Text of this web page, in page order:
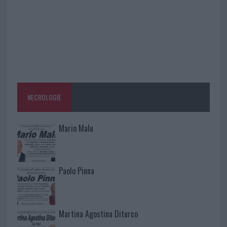
NECROLOGIE
Mario Malu
Paolo Pinna
Martina Agostina Diturco